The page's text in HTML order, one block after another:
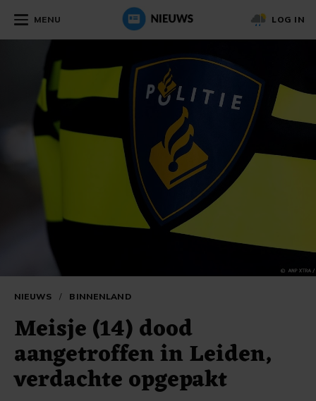
MENU LOG IN
NIEUWS / BINNENLAND
Meisje (14) dood
aangetroffen in Leiden,
verdachte opgepakt